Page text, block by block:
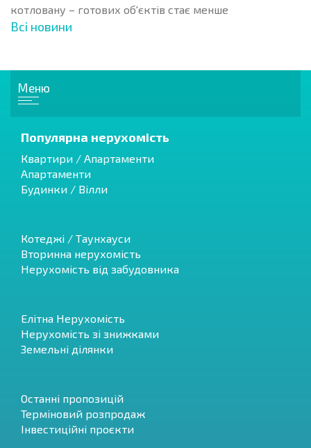
котловану – готових об'єктів стає менше
Всі новини
Меню
Популярна нерухомість
Квартири / Апартаменти
Апартаменти
Будинки / Вілли
Котеджі / Таунхауси
Вторинна нерухомість
Нерухомість від забудовника
Елітна Нерухомість
Нерухомість зі знижками
Земельні ділянки
Останні пропозицій
Терміновий розпродаж
Інвестиційні проєкти